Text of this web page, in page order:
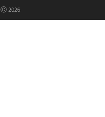
Ⓒ 2026 כל הזכויות שמורות | Gordon Art - גורדון ארט